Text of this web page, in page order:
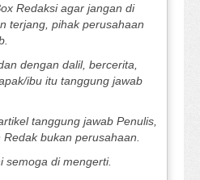
Redaksi agar jangan di
terjang, pihak perusahaan
dengan dalil, bercerita,
ibu itu tanggung jawab
tanggung jawab Penulis,
bukan perusahaan.
semoga di mengerti.